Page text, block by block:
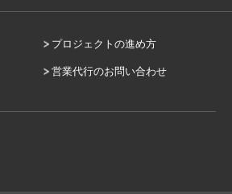
プロジェクトの進め方
営業代行のお問い合わせ